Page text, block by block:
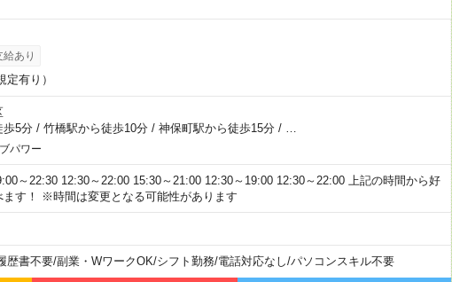
あり
定有り）
歩5分/ 竹橋駅から徒歩10分/ 神保町駅から徒歩15分/
パワー
～22:30 12:30～22:00 15:30～21:00 12:30～19:00 12:30～22:00 上記の時間から好
ます！ ※時間は変更となる可能性があります
歴書不要/副業・WワークOK/シフト勤務/電話対応なし/パソコンスキル不要